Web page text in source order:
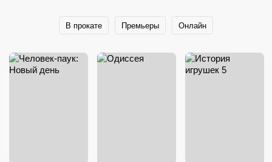
В прокате Премьеры Онлайн